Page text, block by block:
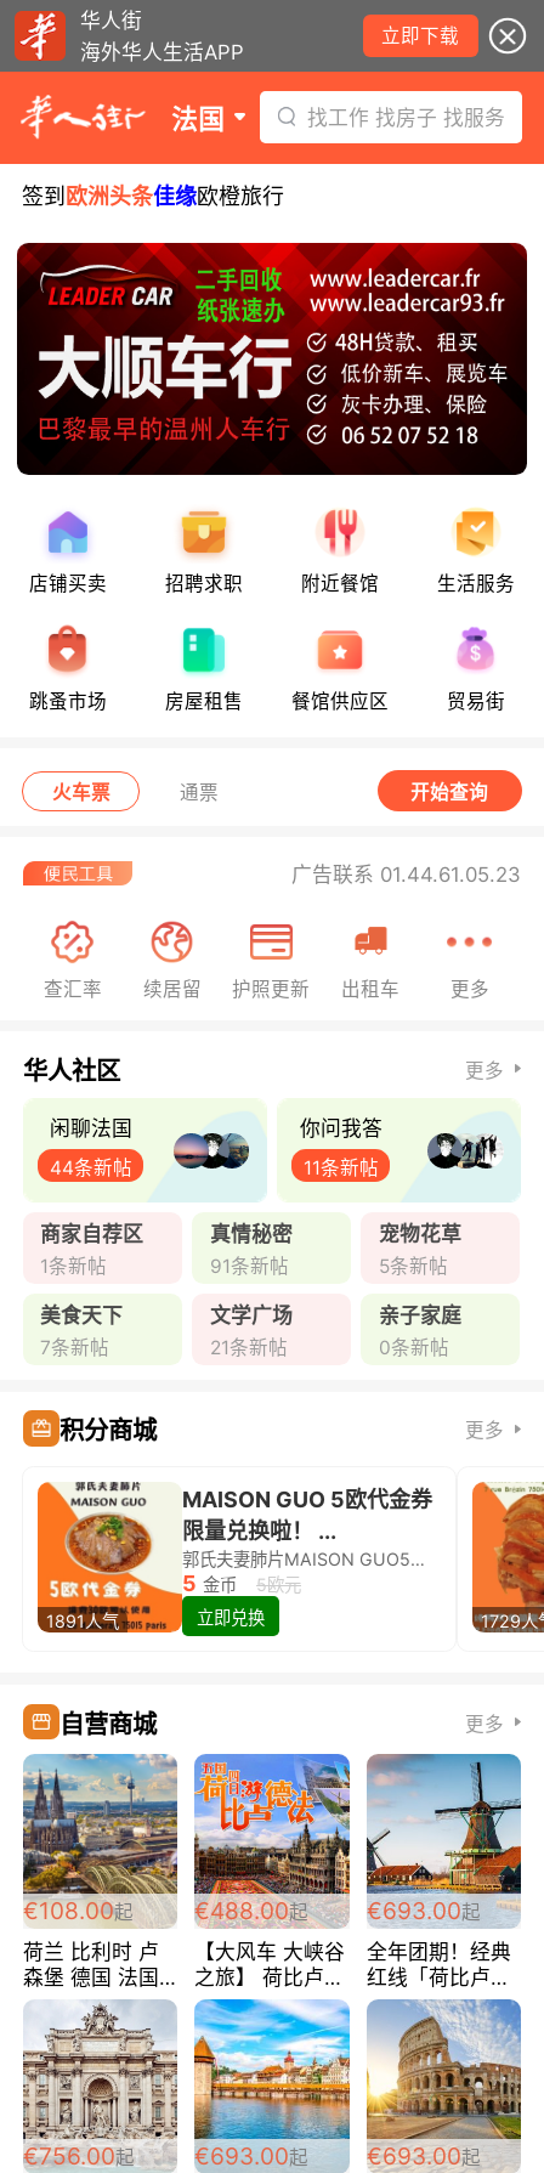
华人街
海外华人生活APP
立即下载
法国 找工作 找房子 找服务
签到 欧洲头条佳缘欧橙旅行
店铺买卖 招聘求职 附近餐馆 生活服务
跳蚤市场 房屋租售 餐馆供应区 贸易街
火车票 通票 开始查询
广告联系 01.44.61.05.23
查汇率 续居留 护照更新 出租车 更多
华人社区 更多
闲聊法国
44条新帖
你问我答
11条新帖
商家自荐区
1条新帖
真情秘密
91条新帖
宠物花草
5条新帖
美食天下
7条新帖
文学广场
21条新帖
亲子家庭
0条新帖
积分商城 更多
1891人气
MAISON GUO 5欧代金券
限量兑换啦！ ...
郭氏夫妻肺片MAISON GUO5欧代金券限量兑换啦！
5 金币
5欧元
立即兑换
1729人
自营商城 更多
€108.00起
荷兰 比利时 卢
森堡 德国 法国
超爽玩遍西欧 循
环线 全程四星宾
馆 108欧/人/天
€488.00起
【大风车 大峡谷
之旅】 荷比卢德
法 巴黎上下 经
典五国四日游
488欧/人
€693.00起
全年团期！经典
红线「荷比卢德
法」七天循环 五
国 仅售99欧/人/
天！巴黎上下！
包拼房~
€756.00起 €693.00起 €693.00起